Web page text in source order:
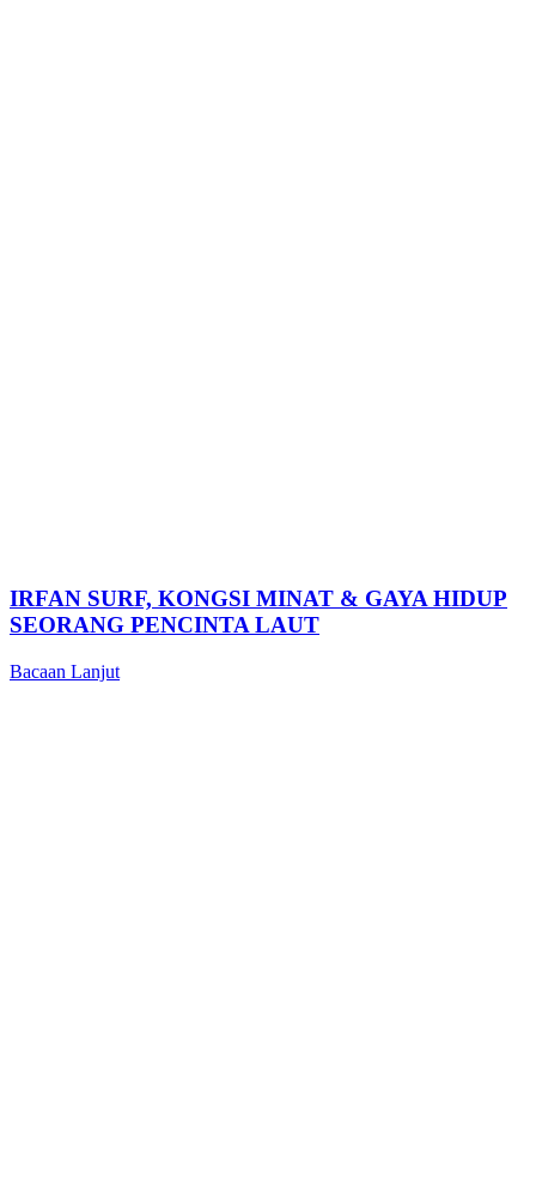
IRFAN SURF, KONGSI MINAT & GAYA HIDUP
SEORANG PENCINTA LAUT
Bacaan Lanjut